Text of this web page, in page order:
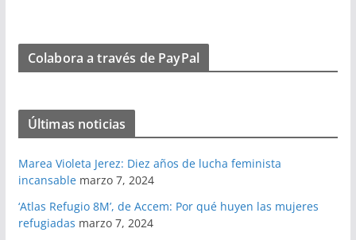
Colabora a través de PayPal
Últimas noticias
Marea Violeta Jerez: Diez años de lucha feminista
incansable marzo 7, 2024
‘Atlas Refugio 8M’, de Accem: Por qué huyen las mujeres
refugiadas marzo 7, 2024